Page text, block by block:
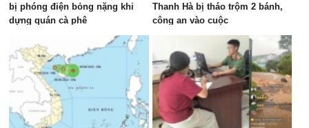
bị phóng điện bỏng nặng khi
dựng quán cà phê
Thanh Hà bị tháo trộm 2 bánh,
công an vào cuộc